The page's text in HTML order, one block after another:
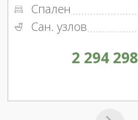
Спален
Сан. узлов
2 294 298